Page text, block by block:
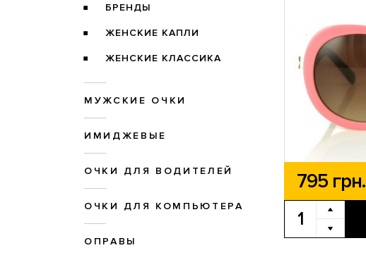
БРЕНДЫ
ЖЕНСКИЕ КАПЛИ
ЖЕНСКИЕ КЛАССИКА
МУЖСКИЕ ОЧКИ
ИМИДЖЕВЫЕ
ОЧКИ ДЛЯ ВОДИТЕЛЕЙ
ОЧКИ ДЛЯ КОМПЬЮТЕРА
ОПРАВЫ
795 грн.